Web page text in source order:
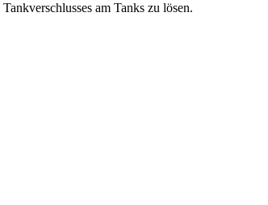
am Tanks zu lösen.